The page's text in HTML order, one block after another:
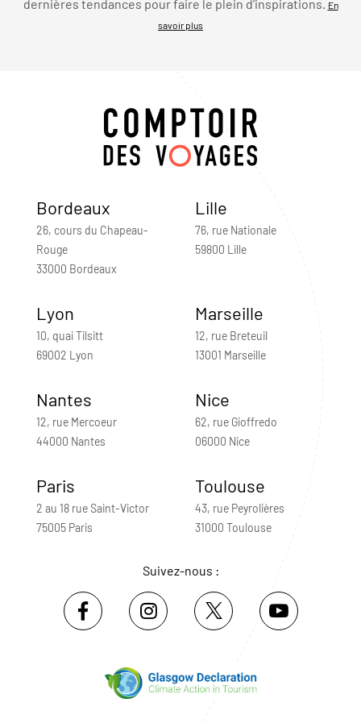
dernières tendances pour faire le plein d’inspirations. En
savoir plus
Bordeaux
26, cours du Chapeau-
Rouge
33000 Bordeaux
Lille
76, rue Nationale
59800 Lille
Lyon
10, quai Tilsitt
69002 Lyon
Marseille
12, rue Breteuil
13001 Marseille
Nantes
12, rue Mercoeur
44000 Nantes
Nice
62, rue Gioffredo
06000 Nice
Paris
2 au 18 rue Saint-Victor
75005 Paris
Toulouse
43, rue Peyrolières
31000 Toulouse
Suivez-nous :